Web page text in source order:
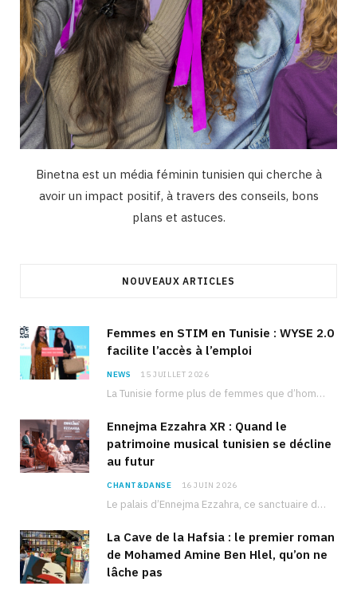
Binetna est un média féminin tunisien qui cherche à
avoir un impact positif, à travers des conseils, bons
plans et astuces.
NOUVEAUX ARTICLES
Femmes en STIM en Tunisie : WYSE 2.0
facilite l’accès à l’emploi
NEWS 15 JUILLET 2026
La Tunisie forme plus de femmes que d’hommes dans les filières scientifiques. Pourtant, pour beaucoup…
Ennejma Ezzahra XR : Quand le
patrimoine musical tunisien se décline
au futur
CHANT&DANSE 16 JUIN 2026
Le palais d’Ennejma Ezzahra, ce sanctuaire de la musique tunisienne et méditerranéenne construit par le…
La Cave de la Hafsia : le premier roman
de Mohamed Amine Ben Hlel, qu’on ne
lâche pas